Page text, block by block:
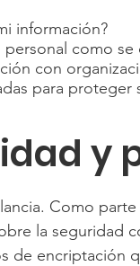
información?
como
con
para
y
Como
la seguridad
encriptación